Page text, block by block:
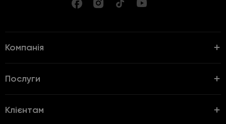
Компанія
Послуги
Клієнтам